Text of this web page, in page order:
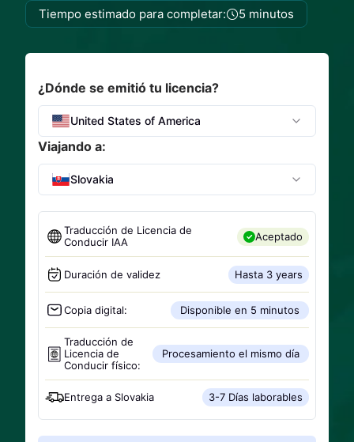
Tiempo estimado para completar: 5 minutos
¿Dónde se emitió tu licencia?
United States of America
Viajando a:
Slovakia
Traducción de Licencia de
Conducir IAA
Aceptado
Duración de validez Hasta 3 years
Copia digital: Disponible en 5 minutos
Traducción de
Licencia de
Conducir físico:
Procesamiento el mismo día
Entrega a Slovakia 3-7 Días laborables